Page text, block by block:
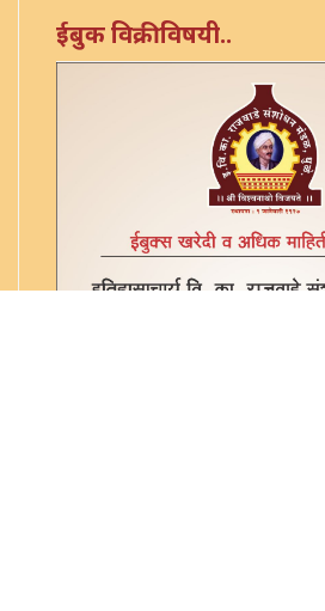
उपाकर्म - ४४
एका याज्ञिकाच्या ग्रंथांची यादी - ३
कुलार्णवे - अष्टमोल्लास - ४
कृतमंजरी (त्रुटीत) - ३६
कोकीलाव्रतपूजा
ईबुक विक्रीविषयी..